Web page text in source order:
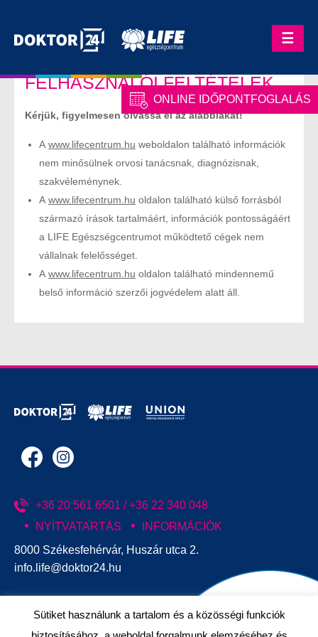
content
☰
ONLINE IDŐPONTFOGLALÁS
FELHASZNÁLÓI FELTÉTELEK
Kérjük, figyelmesen olvassa el az alábbiakat!
A www.lifecentrum.hu weboldalon található információk
nem minősülnek orvosi tanácsnak, diagnózisnak,
szakvéleménynek.
A www.lifecentrum.hu oldalon található külső forrásból
származó írások tartalmáért, információk pontosságáért
a LIFE Egészségcentrumot működtető cégek nem
vállalnak felelősséget.
A www.lifecentrum.hu oldalon található mindennemű
belső információ szerzői jogvédelem alatt áll.
+36 20 561 6501 / +36 22 340 048
NYITVATARTÁS
INFORMÁCIÓK
8000 Székesfehérvár, Huszár utca 2.
info.life@doktor24.hu
Sütiket használunk a tartalom és a közösségi funkciók